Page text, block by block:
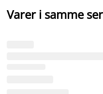
Varer i samme